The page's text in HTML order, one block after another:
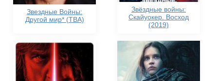
Звездные Войны:
Другой мир* (TBA)
Звёздные войны:
Скайуокер. Восход
(2019)